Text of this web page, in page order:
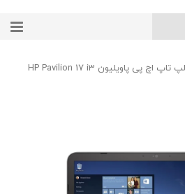
لپ تاپ اچ پی پاویلیون HP Pavilion 17 i3